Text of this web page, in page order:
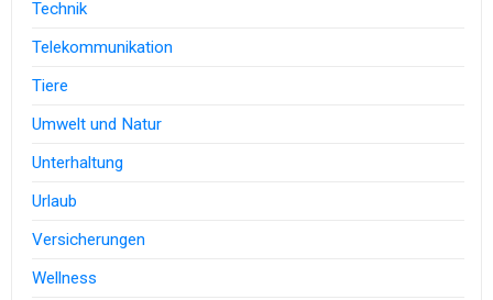
Technik
Telekommunikation
Tiere
Umwelt und Natur
Unterhaltung
Urlaub
Versicherungen
Wellness